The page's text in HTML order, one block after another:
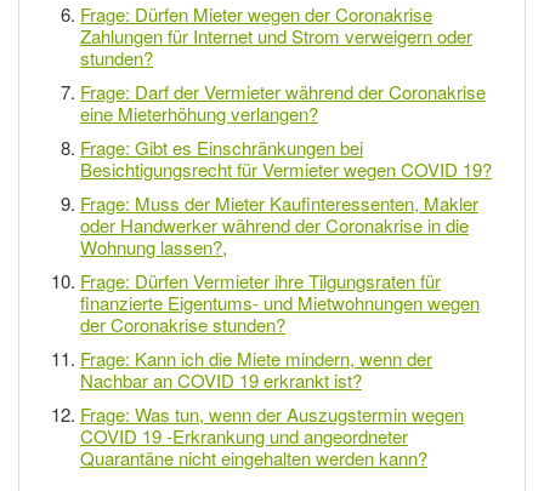
Frage: Dürfen Mieter wegen der Coronakrise
Zahlungen für Internet und Strom verweigern oder
stunden?
Frage: Darf der Vermieter während der Coronakrise
eine Mieterhöhung verlangen?
Frage: Gibt es Einschränkungen bei
Besichtigungsrecht für Vermieter wegen COVID 19?
Frage: Muss der Mieter Kaufinteressenten, Makler
oder Handwerker während der Coronakrise in die
Wohnung lassen?,
Frage: Dürfen Vermieter ihre Tilgungsraten für
finanzierte Eigentums- und Mietwohnungen wegen
der Coronakrise stunden?
Frage: Kann ich die Miete mindern, wenn der
Nachbar an COVID 19 erkrankt ist?
Frage: Was tun, wenn der Auszugstermin wegen
COVID 19 -Erkrankung und angeordneter
Quarantäne nicht eingehalten werden kann?